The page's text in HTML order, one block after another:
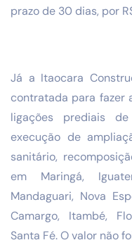
prazo de 30 dias, por
Já a Itaocara
contratada para fazer
ligações prediais
execução de
sanitário,
em Maringá,
Mandaguari, Nova
Camargo, Itambé,
Santa Fé. O valor não